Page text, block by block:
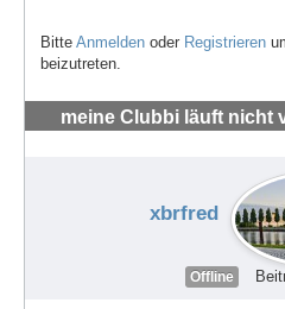
Bitte Anmelden oder Registrieren
beizutreten.
meine Clubbi läuft nicht
xbrfred
Offline